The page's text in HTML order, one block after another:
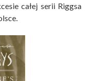
całej serii Riggsa